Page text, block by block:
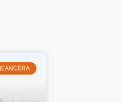
ANCERA